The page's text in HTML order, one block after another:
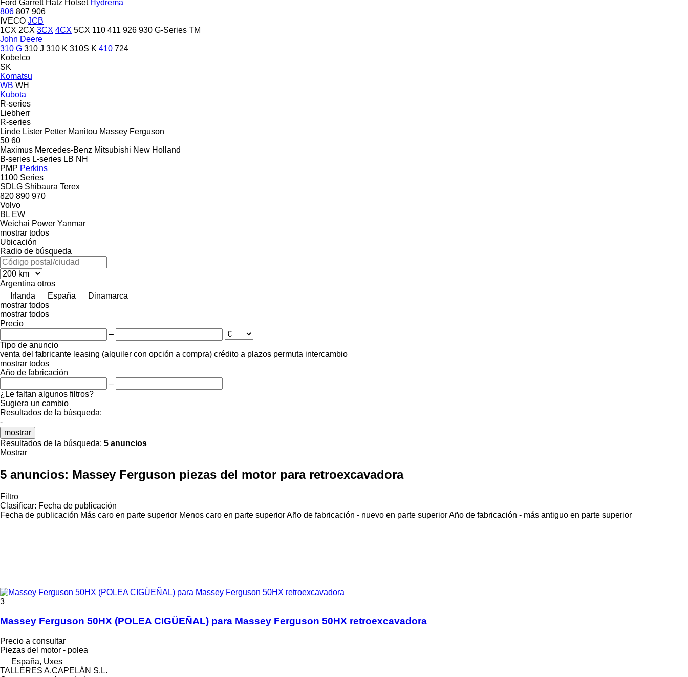
Ford Garrett Hatz Holset Hydrema
806 807 906
IVECO JCB
1CX 2CX 3CX 4CX 5CX 110 411 926 930 G-Series TM
John Deere
310 G 310 J 310 K 310S K 410 724
Kobelco
SK
Komatsu
WB WH
Kubota
R-series
Liebherr
R-series
Linde Lister Petter Manitou Massey Ferguson
50 60
Maximus Mercedes-Benz Mitsubishi New Holland
B-series L-series LB NH
PMP Perkins
1100 Series
SDLG Shibaura Terex
820 890 970
Volvo
BL EW
Weichai Power Yanmar
mostrar todos
Ubicación
Radio de búsqueda
Argentina otros
Irlanda
España
Dinamarca
mostrar todos
mostrar todos
Precio
–
Tipo de anuncio
venta del fabricante leasing (alquiler con opción a compra) crédito a plazos permuta intercambio
mostrar todos
Año de fabricación
–
¿Le faltan algunos filtros?
Sugiera un cambio
Resultados de la búsqueda:
-
mostrar
Resultados de la búsqueda: 5 anuncios
Mostrar
5 anuncios: Massey Ferguson piezas del motor para retroexcavadora
Filtro
Clasificar: Fecha de publicación
Fecha de publicación Más caro en parte superior Menos caro en parte superiorAño de fabricación - nuevo en parte superiorAño de fabricación - más antiguo en parte superior
3
Massey Ferguson 50HX (POLEA CIGÜEÑAL) para Massey Ferguson 50HX retroexcavadora
Precio a consultar
Piezas del motor - polea
España, Uxes
TALLERES A.CAPELÁN S.L.